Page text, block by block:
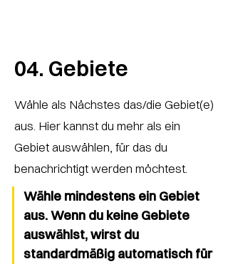
04. Gebiete
Wähle als Nächstes das/die Gebiet(e)
aus. Hier kannst du mehr als ein
Gebiet auswählen, für das du
benachrichtigt werden möchtest.
Wähle mindestens ein Gebiet
aus. Wenn du keine Gebiete
auswählst, wirst du
standardmäßig automatisch für